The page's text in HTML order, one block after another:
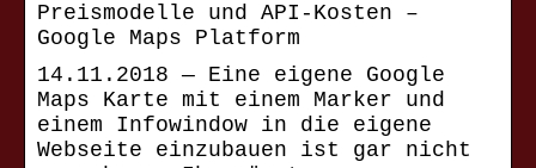
Preismodelle und API-Kosten –
Google Maps Platform
14.11.2018 — Eine eigene Google
Maps Karte mit einem Marker und
einem Infowindow in die eigene
Webseite einzubauen ist gar nicht